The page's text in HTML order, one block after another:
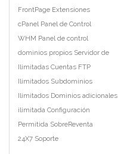
FrontPage Extensiones
cPanel Panel de Control
WHM Panel de control
dominios propios Servidor de
Ilimitadas Cuentas FTP
Ilimitados Subdominios
Ilimitados Dominios adicionales
ilimitada Configuración
Permitida SobreReventa
24X7 Soporte